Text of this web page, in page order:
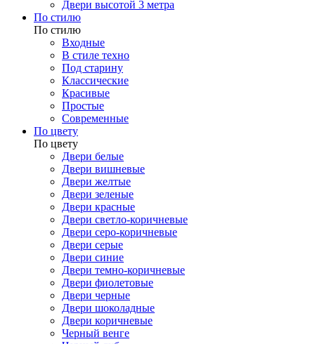
Двери высотой 3 метра
По стилю
По стилю
Входные
В стиле техно
Под старину
Классические
Красивые
Простые
Современные
По цвету
По цвету
Двери белые
Двери вишневые
Двери желтые
Двери зеленые
Двери красные
Двери светло-коричневые
Двери серо-коричневые
Двери серые
Двери синие
Двери темно-коричневые
Двери фиолетовые
Двери черные
Двери шоколадные
Двери коричневые
Черный венге